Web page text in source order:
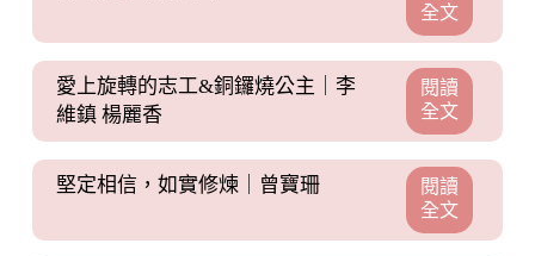
全文
愛上旋轉的志工&銅鑼燒公主｜李
維鎮 楊麗香
閱讀
全文
堅定相信，如實修煉｜曾寶珊
閱讀
全文